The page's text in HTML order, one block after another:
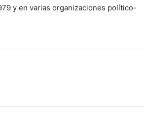
y en varias organizaciones político-